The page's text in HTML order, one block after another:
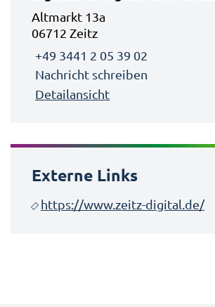
Altmarkt 13a
06712 Zeitz
+49 3441 2 05 39 02
Nachricht schreiben
Detailansicht
Externe Links
https://www.zeitz-digital.de/